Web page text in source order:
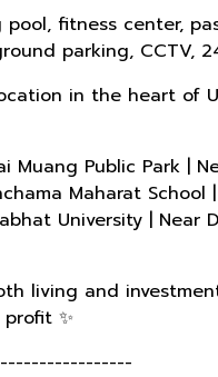
pool, fitness center,
parking, CCTV,
in the heart of
Muang Public Park |
Maharat School
University | Near
living and
✨